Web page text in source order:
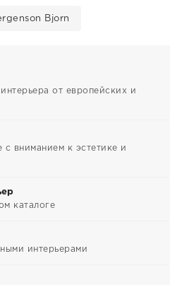
Bjorn
от европейских и
вниманием к эстетике и
каталоге
интерьерами